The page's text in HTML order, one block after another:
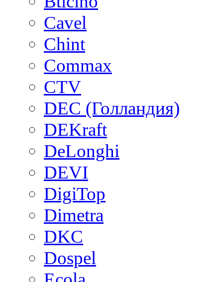
Cavel
Chint
Commax
CTV
DEC (Голландия)
DEKraft
DeLonghi
DEVI
DigiTop
Dimetra
DKC
Dospel